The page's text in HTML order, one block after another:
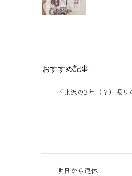
おすすめ記事
下北沢の3年（？）振り
明日から連休！